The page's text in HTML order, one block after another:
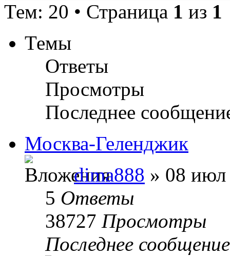
Тем: 20 • Страница 1 из 1
Темы
Ответы
Просмотры
Последнее
Москва-Геленджик
dima888 » 08 июл
5 Ответы
38727 Просмотры
Последнее